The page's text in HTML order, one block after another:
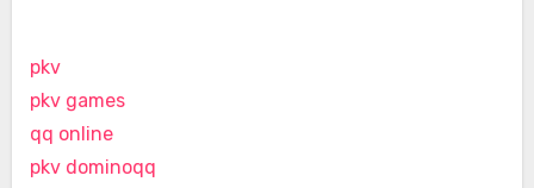
pkv
pkv games
qq online
pkv dominoqq